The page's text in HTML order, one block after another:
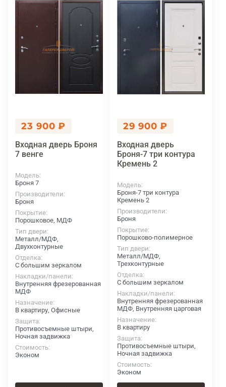
23 900 ₽
Входная дверь Броня
7 венге
Модель
Броня 7
Производители
Броня
Покрытие
Порошковое, МДФ
Тип двери
Металл/МДФ,
Двухконтурные
Отделка
С большим зеркалом
Накладки/панели
Внутренняя фрезерованная
МДФ
Назначение
В квартиру, Офисные
Защита
Противосъемные штыри,
Ночная задвижка
Стоимость
Эконом
29 900 ₽
Входная дверь
Броня-7 три контура
Кремень 2
Модель
Броня-7 три контура
Кремень 2
Производители
Броня
Покрытие
Порошково-полимерное
Тип двери
Металл/МДФ,
Трехконтурные
Отделка
С большим зеркалом
Накладки/панели
Внутренняя фрезерованная
МДФ, Внутренняя царговая
Назначение
В квартиру
Защита
Противосъемные штыри,
Ночная задвижка
Стоимость
Эконом